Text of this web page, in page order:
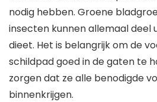
nodig hebben. Groene
insecten kunnen allemaal deel
dieet. Het is belangrijk om de
schildpad goed in de gaten te
zorgen dat ze alle benodigde
binnenkrijgen.